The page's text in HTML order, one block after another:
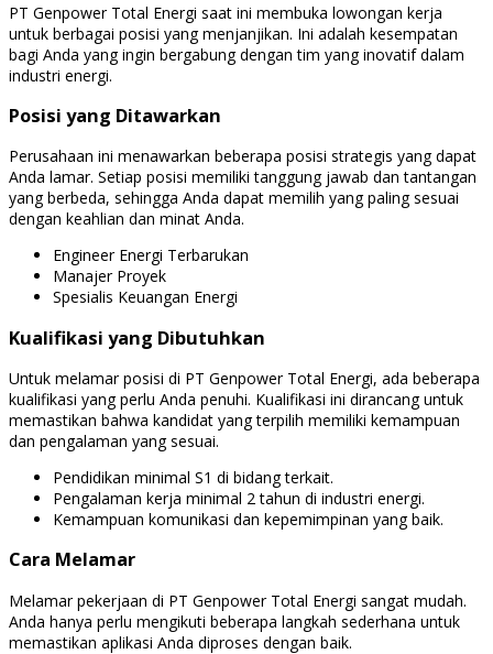
PT Genpower Total Energi saat ini membuka lowongan kerja
untuk berbagai posisi yang menjanjikan. Ini adalah kesempatan
bagi Anda yang ingin bergabung dengan tim yang inovatif dalam
industri energi.
Posisi yang Ditawarkan
Perusahaan ini menawarkan beberapa posisi strategis yang dapat
Anda lamar. Setiap posisi memiliki tanggung jawab dan tantangan
yang berbeda, sehingga Anda dapat memilih yang paling sesuai
dengan keahlian dan minat Anda.
Engineer Energi Terbarukan
Manajer Proyek
Spesialis Keuangan Energi
Kualifikasi yang Dibutuhkan
Untuk melamar posisi di PT Genpower Total Energi, ada beberapa
kualifikasi yang perlu Anda penuhi. Kualifikasi ini dirancang untuk
memastikan bahwa kandidat yang terpilih memiliki kemampuan
dan pengalaman yang sesuai.
Pendidikan minimal S1 di bidang terkait.
Pengalaman kerja minimal 2 tahun di industri energi.
Kemampuan komunikasi dan kepemimpinan yang baik.
Cara Melamar
Melamar pekerjaan di PT Genpower Total Energi sangat mudah.
Anda hanya perlu mengikuti beberapa langkah sederhana untuk
memastikan aplikasi Anda diproses dengan baik.